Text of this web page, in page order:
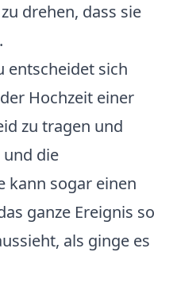
drehen, dass sie
entscheidet sich
Hochzeit einer
zu tragen und
die
kann sogar einen
ganze Ereignis so
als ginge es